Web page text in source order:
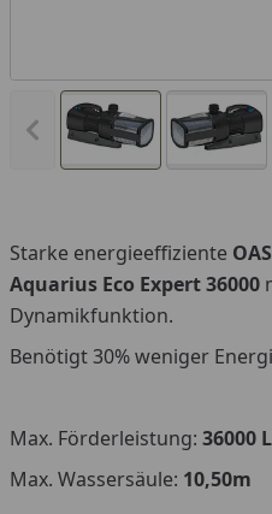
Vorheriges Bild anzeigen
Starke energieeffiziente
Aquarius Eco Expert 36000
Dynamikfunktion.
Benötigt 30% weniger
Max. Förderleistung: 36000
Max. Wassersäule: 10,50m